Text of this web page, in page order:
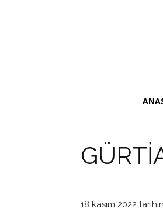
18 kasım 2022